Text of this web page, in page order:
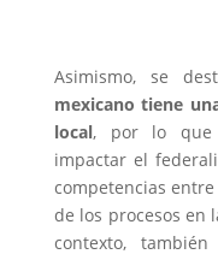
Asimismo, se
mexicano tiene
local, por lo que
impactar el
competencias
de los procesos en
contexto,